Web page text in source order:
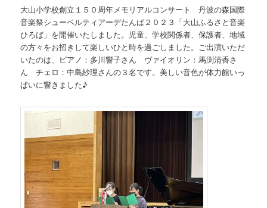
大山小学校創立１５０周年メモリアルコンサート 丹波の森国際
音楽祭シューベルティアーデたんば２０２３「大山ふるさと音楽
ひろば」を開催いたしました。児童、学校関係者、保護者、地域
の方々をお招きして楽しいひと時を過ごしました。ご出演いただ
いたのは、ピアノ：多川響子さん ヴァイオリン：馬渕清香さ
ん チェロ：中島紗理さんの３名です。美しい音色が体力館いっ
ぱいに響きました♪